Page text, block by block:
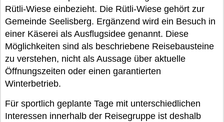
Rütli-Wiese einbezieht. Die Rütli-Wiese gehört zur
Gemeinde Seelisberg. Ergänzend wird ein Besuch in
einer Käserei als Ausflugsidee genannt. Diese
Möglichkeiten sind als beschriebene Reisebausteine
zu verstehen, nicht als Aussage über aktuelle
Öffnungszeiten oder einen garantierten
Winterbetrieb.
Für sportlich geplante Tage mit unterschiedlichen
Interessen innerhalb der Reisegruppe ist deshalb